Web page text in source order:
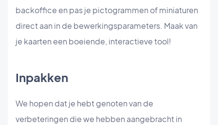
backoffice en pas je pictogrammen of miniaturen
direct aan in de bewerkingsparameters. Maak van
je kaarten een boeiende, interactieve tool!
Inpakken
We hopen dat je hebt genoten van de
verbeteringen die we hebben aangebracht in